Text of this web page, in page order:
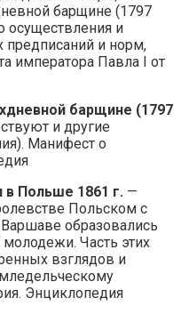
барщине (1797
осуществления и
и норм,
императора Павла I от
барщине (1797
и другие
Манифест о
Польше 1861 г. —
Польском с
образовались
Часть этих
взглядов и
Энциклопедия